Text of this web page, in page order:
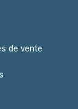
de vente